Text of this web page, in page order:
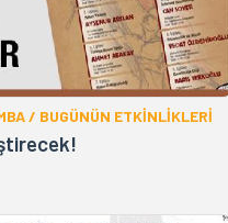
/ BUGÜNÜN ETKİNLİKLERİ